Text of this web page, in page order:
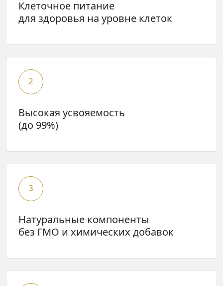
Клеточное питание
для здоровья на уровне клеток
2
Высокая усвояемость
(до 99%)
3
Натуральные компоненты
без ГМО и химических добавок